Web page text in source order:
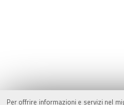
Per offrire informazioni e servizi nel